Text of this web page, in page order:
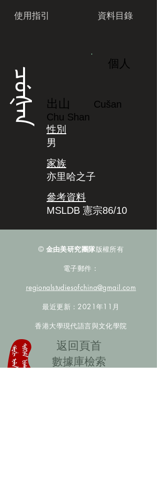
使用指引 資料目錄
ᠴᡠᡧᠠᠨ
個人
出山
Cušan
Chu Shan
性別
男
家族
亦里哈之子
參考資料
MSLDB 憲宗86/10
© 金由美研究團隊版權所有
電子郵件：
regionalstudiesofchina@gmail.com
最近更新：2021年11月
香港大學現代語言與文化學院
​返回頁首
數據庫檢索